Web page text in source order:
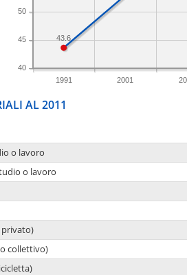
1991 2001
40
45
50
43.6
AL 2011
o lavoro
o lavoro
privato)
collettivo)